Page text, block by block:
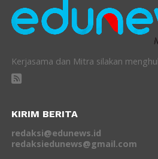
Kerjasama dan Mitra silakan
KIRIM BERITA
redaksi@edunews.id
redaksiedunews@gmail.com